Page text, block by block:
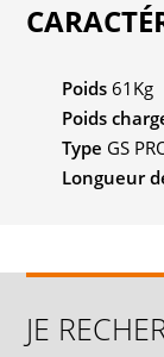
Poids 61Kg
Poids
Type GS
Longueur
JE